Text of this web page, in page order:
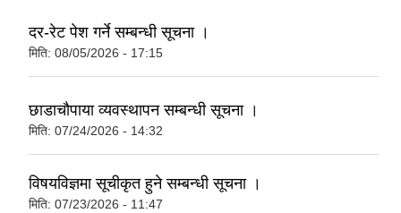
दर-रेट पेश गर्ने सम्बन्धी सूचना ।
मिति: 08/05/2026 - 17:15
छाडाचौपाया व्यवस्थापन सम्बन्धी सूचना ।
मिति: 07/24/2026 - 14:32
विषयविज्ञमा सूचीकृत हुने सम्बन्धी सूचना ।
मिति: 07/23/2026 - 11:47